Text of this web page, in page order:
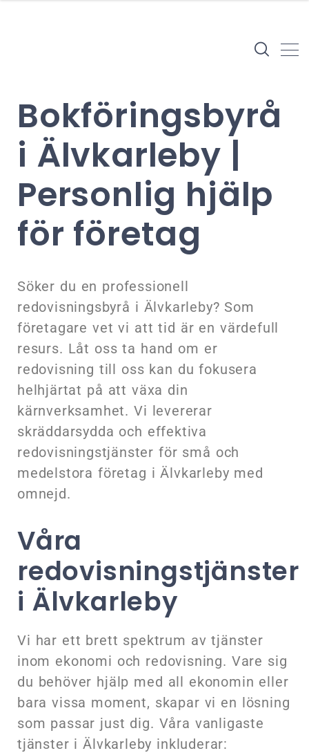
Bokföringsbyrå
i Älvkarleby |
Personlig hjälp
för företag
Söker du en professionell
redovisningsbyrå i Älvkarleby? Som
företagare vet vi att tid är en värdefull
resurs. Låt oss ta hand om er
redovisning till oss kan du fokusera
helhjärtat på att växa din
kärnverksamhet. Vi levererar
skräddarsydda och effektiva
redovisningstjänster för små och
medelstora företag i Älvkarleby med
omnejd.
Våra
redovisningstjänster
i Älvkarleby
Vi har ett brett spektrum av tjänster
inom ekonomi och redovisning. Vare sig
du behöver hjälp med all ekonomin eller
bara vissa moment, skapar vi en lösning
som passar just dig. Våra vanligaste
tjänster i Älvkarleby inkluderar: